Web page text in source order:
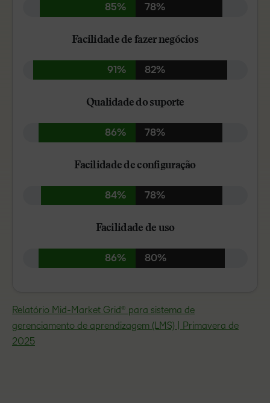
85% 78%
Facilidade de fazer negócios
91% 82%
Qualidade do suporte
86% 78%
Facilidade de configuração
84% 78%
Facilidade de uso
86% 80%
Relatório Mid-Market Grid® para sistema de
gerenciamento de aprendizagem (LMS) | Primavera de
2025